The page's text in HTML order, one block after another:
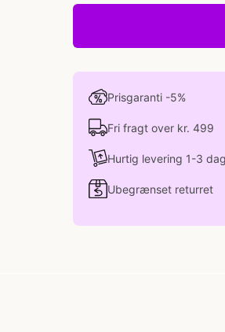
Prisgaranti -5%
Fri fragt over kr. 499
Hurtig levering 1-3
Ubegrænset returret